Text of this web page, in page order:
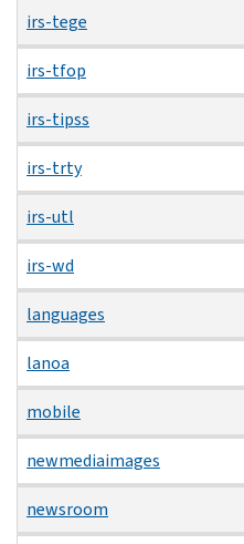
irs-tege
irs-tfop
irs-tipss
irs-trty
irs-utl
irs-wd
languages
lanoa
mobile
newmediaimages
newsroom